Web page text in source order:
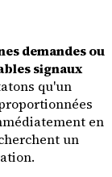
demandes ou
signaux
qu'un
en
un